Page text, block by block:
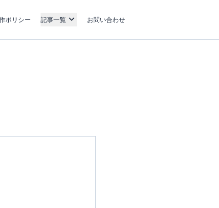
ポリシー 記事一覧 お問い合わせ